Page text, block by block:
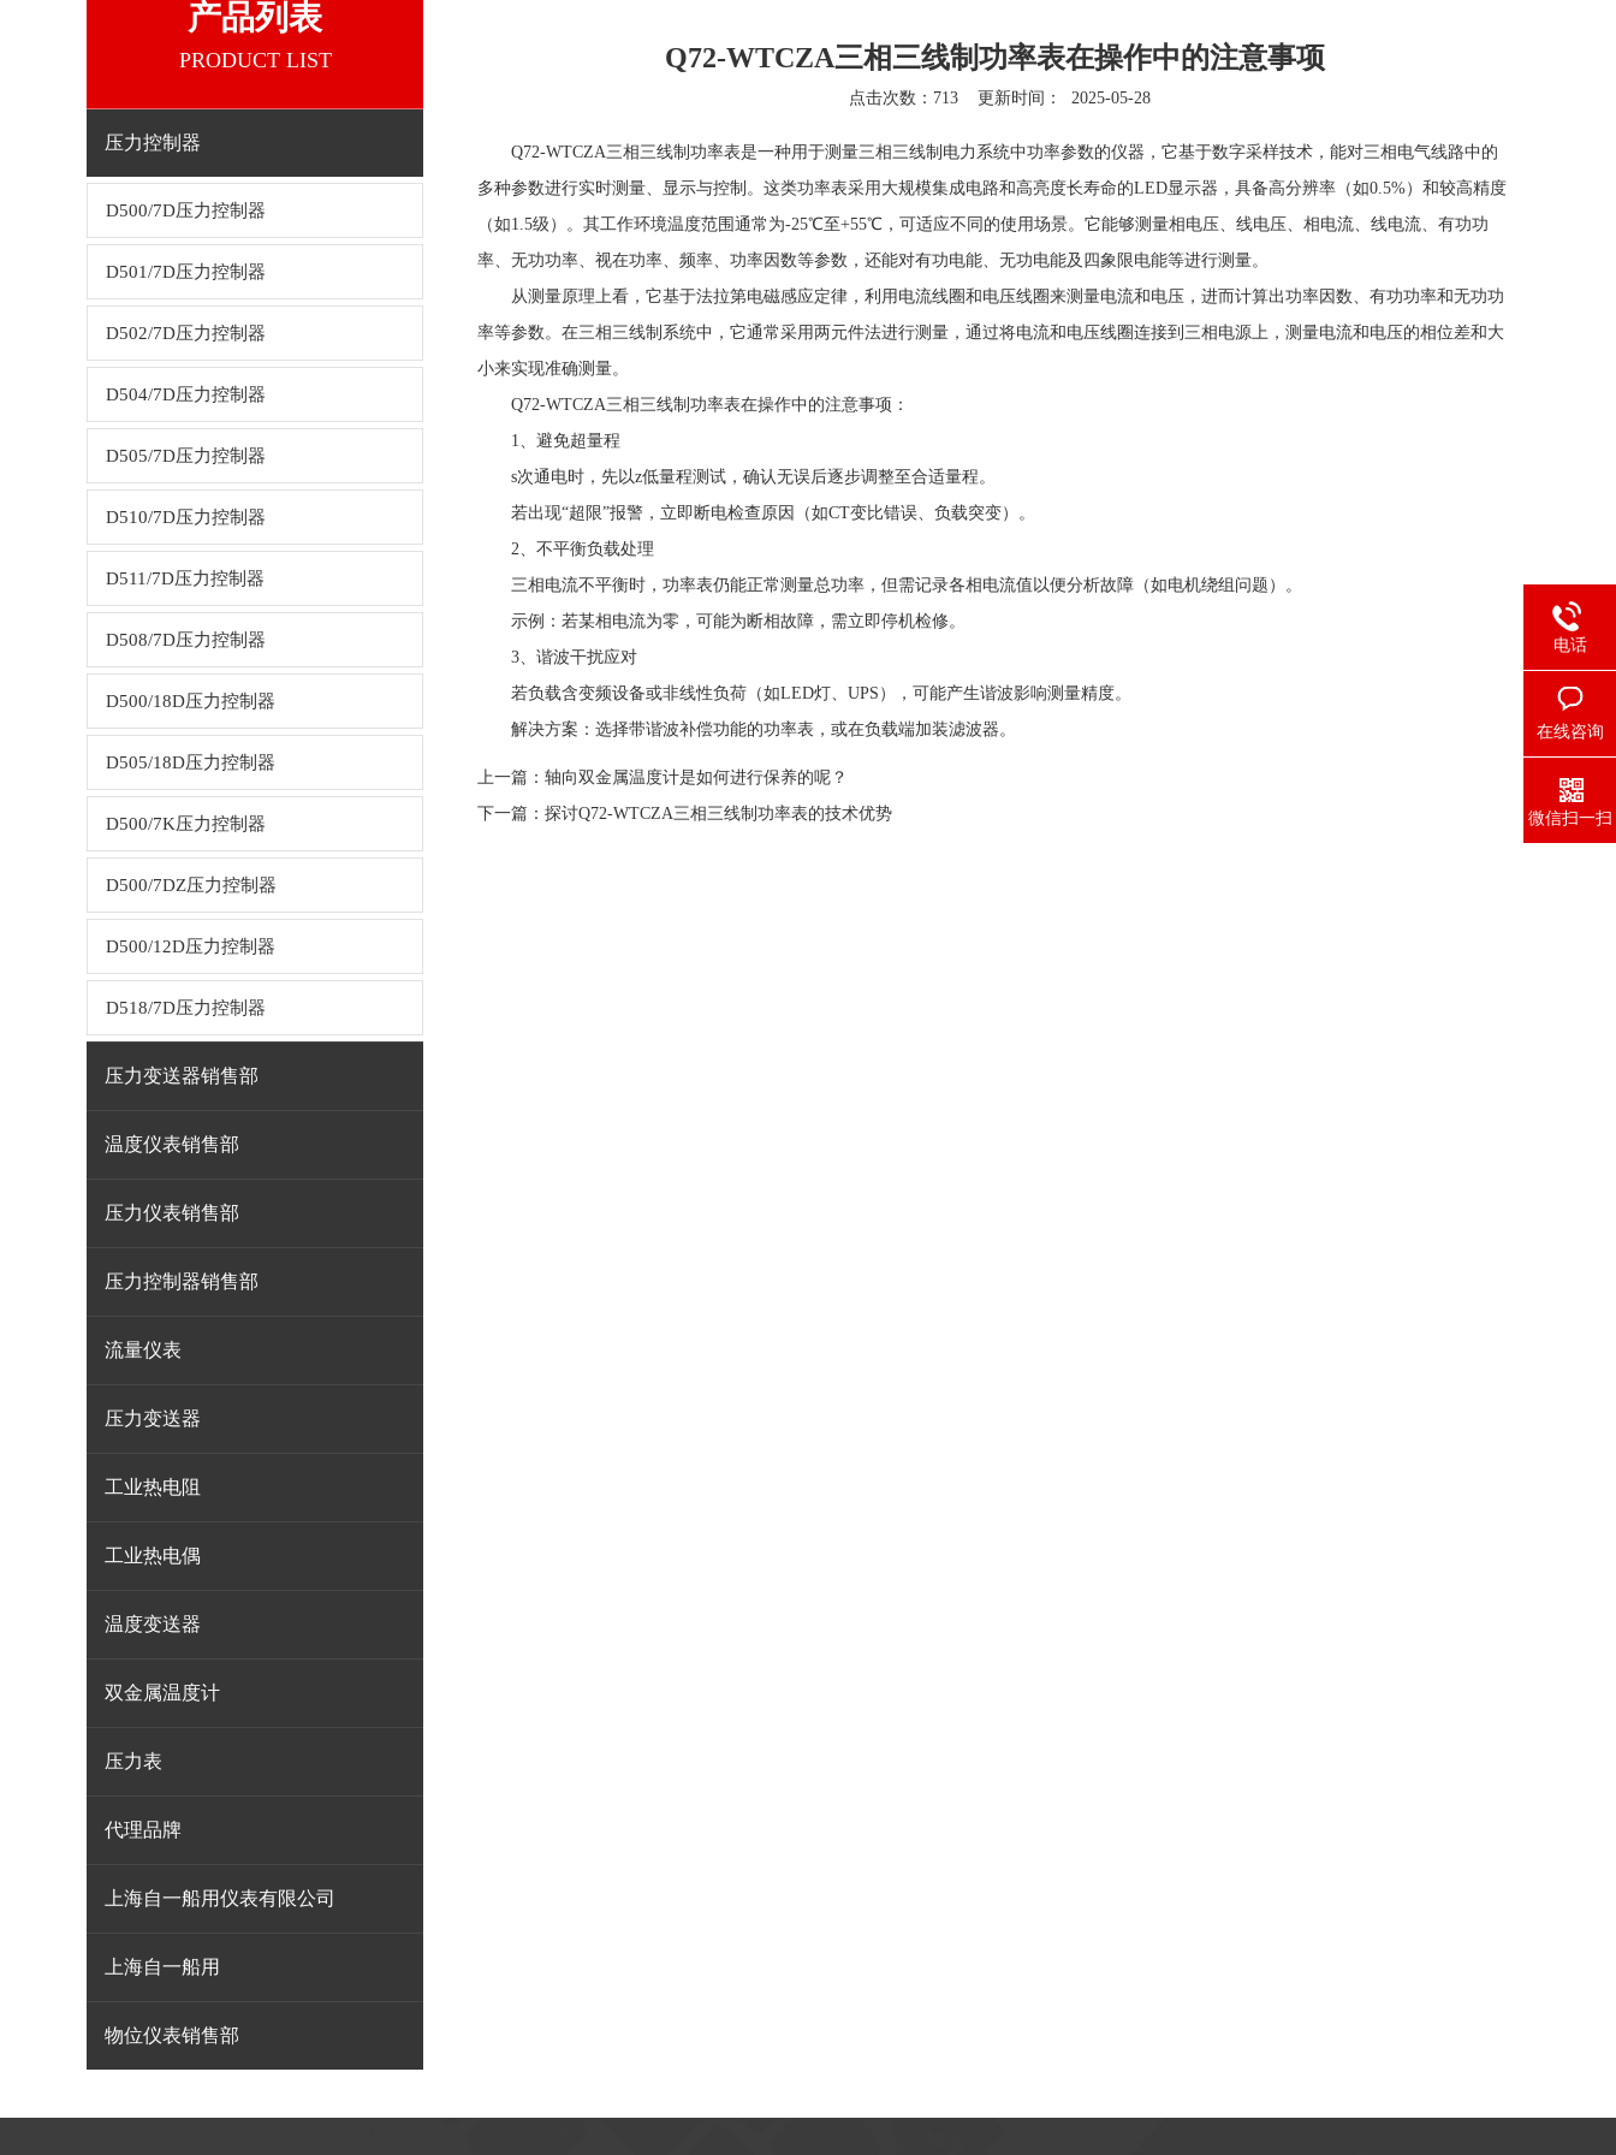
产品列表
PRODUCT LIST
压力控制器
D500/7D压力控制器
D501/7D压力控制器
D502/7D压力控制器
D504/7D压力控制器
D505/7D压力控制器
D510/7D压力控制器
D511/7D压力控制器
D508/7D压力控制器
D500/18D压力控制器
D505/18D压力控制器
D500/7K压力控制器
D500/7DZ压力控制器
D500/12D压力控制器
D518/7D压力控制器
压力变送器销售部
温度仪表销售部
压力仪表销售部
压力控制器销售部
流量仪表
压力变送器
工业热电阻
工业热电偶
温度变送器
双金属温度计
压力表
代理品牌
上海自一船用仪表有限公司
上海自一船用
物位仪表销售部
Q72-WTCZA三相三线制功率表在操作中的注意事项
点击次数：713 更新时间： 2025-05-28
Q72-WTCZA三相三线制功率表是一种用于测量三相三线制电力系统中功率参数的仪器，它基于数字采样技术，能对三相电气线路中的
多种参数进行实时测量、显示与控制。这类功率表采用大规模集成电路和高亮度长寿命的LED显示器，具备高分辨率（如0.5%）和较高精度
（如1.5级）。其工作环境温度范围通常为-25℃至+55℃，可适应不同的使用场景。它能够测量相电压、线电压、相电流、线电流、有功功
率、无功功率、视在功率、频率、功率因数等参数，还能对有功电能、无功电能及四象限电能等进行测量。
从测量原理上看，它基于法拉第电磁感应定律，利用电流线圈和电压线圈来测量电流和电压，进而计算出功率因数、有功功率和无功功
率等参数。在三相三线制系统中，它通常采用两元件法进行测量，通过将电流和电压线圈连接到三相电源上，测量电流和电压的相位差和大
小来实现准确测量。
Q72-WTCZA三相三线制功率表在操作中的注意事项：
1、避免超量程
s次通电时，先以z低量程测试，确认无误后逐步调整至合适量程。
若出现“超限”报警，立即断电检查原因（如CT变比错误、负载突变）。
2、不平衡负载处理
三相电流不平衡时，功率表仍能正常测量总功率，但需记录各相电流值以便分析故障（如电机绕组问题）。
示例：若某相电流为零，可能为断相故障，需立即停机检修。
3、谐波干扰应对
若负载含变频设备或非线性负荷（如LED灯、UPS），可能产生谐波影响测量精度。
解决方案：选择带谐波补偿功能的功率表，或在负载端加装滤波器。
上一篇： 轴向双金属温度计是如何进行保养的呢？
下一篇： 探讨Q72-WTCZA三相三线制功率表的技术优势
电话
在线咨询
微信扫一扫